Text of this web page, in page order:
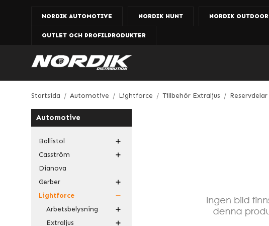
NORDIK AUTOMOTIVE NORDIK HUNT NORDIK OUTDOOR
OUTLET OCH PROFILPRODUKTER
Startsida / Automotive / Lightforce / Tillbehör Extraljus / Reservdelar
Automotive
Ballistol
Casström
Dianova
Gerber
Lightforce
Arbetsbelysning
Extraljus